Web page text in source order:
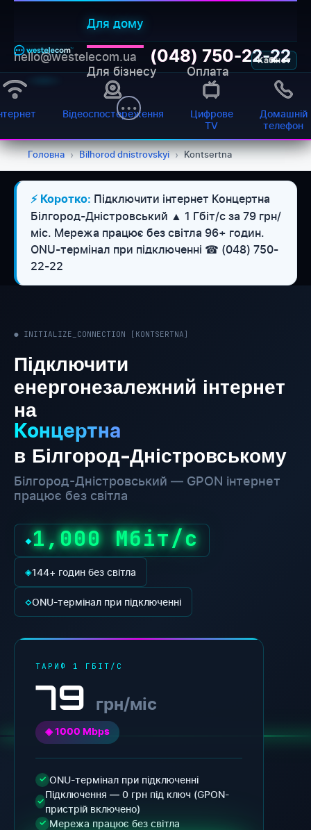
Для дому
Для бізнесу Оплата
Кабінет
hello@westelecom.ua (048) 750-22-22
Відеоспостереження
Цифрове
TV
Домашній
телефон
Головна › Bilhorod dnistrovskyi › Kontsertna
⚡ Коротко: Підключити інтернет Концертна
Білгород-Дністровський ▲ 1 Гбіт/с за 79 грн/
міс. Мережа працює без світла 96+ годин.
ONU-термінал при підключенні ☎ (048) 750-
22-22
● INITIALIZE_CONNECTION [KONTSERTNA]
Підключити
енергонезалежний інтернет
на
Концертна
в Білгород-Дністровському
Білгород-Дністровський — GPON інтернет
працює без світла
◆1,000 Мбіт/с
◈144+ годин без світла
◇ONU-термінал при підключенні
ТАРИФ 1 ГБІТ/С
79 грн/міс
◈ 1000 Mbps
✓ ONU-термінал при підключенні
✓
Підключення — 0 грн під ключ (GPON-
пристрій включено)
✓ Мережа працює без світла